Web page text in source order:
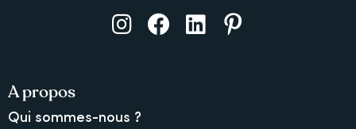
A propos
Qui sommes-nous ?